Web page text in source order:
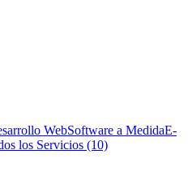
WebSoftware a MedidaE-
los Servicios (10)